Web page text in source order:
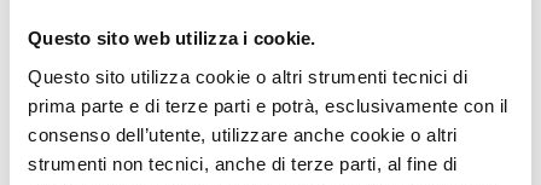
Questo sito web utilizza i cookie.
Questo sito utilizza cookie o altri strumenti tecnici di
prima parte e di terze parti e potrà, esclusivamente con il
consenso dell’utente, utilizzare anche cookie o altri
strumenti non tecnici, anche di terze parti, al fine di
festa diffusa. Il Villaggio in Rosa, la musica e le iniziative in
programma accompagnano l’attesa della corsa e invitano a
vivere il centro con il ritmo delle grandi giornate di sport.